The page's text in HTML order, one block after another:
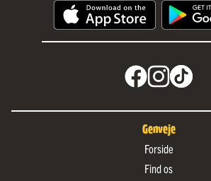
Genveje
Forside
Find os